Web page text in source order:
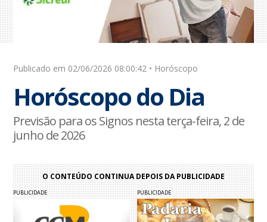
Publicado em 02/06/2026 08:00:42 • Horóscopo
Horóscopo do Dia
Previsão para os Signos nesta terça-feira, 2 de
junho de 2026
O CONTEÚDO CONTINUA DEPOIS DA PUBLICIDADE
PUBLICIDADE PUBLICIDADE